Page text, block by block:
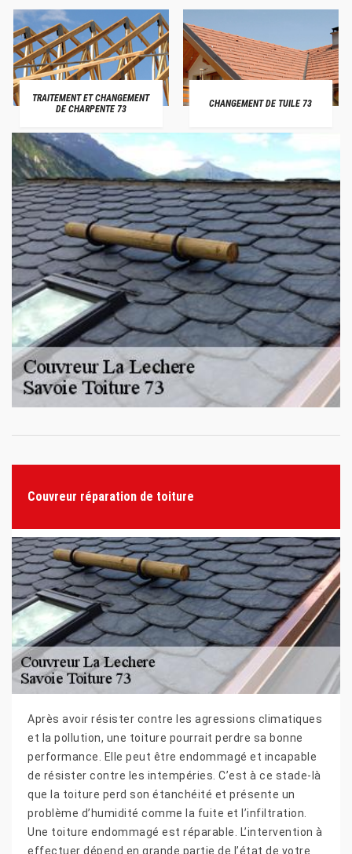
TRAITEMENT ET CHANGEMENT
DE CHARPENTE 73
CHANGEMENT DE TUILE 73
Couvreur réparation de toiture
Après avoir résister contre les agressions climatiques
et la pollution, une toiture pourrait perdre sa bonne
performance. Elle peut être endommagé et incapable
de résister contre les intempéries. C’est à ce stade-là
que la toiture perd son étanchéité et présente un
problème d’humidité comme la fuite et l’infiltration.
Une toiture endommagé est réparable. L’intervention à
effectuer dépend en grande partie de l’état de votre